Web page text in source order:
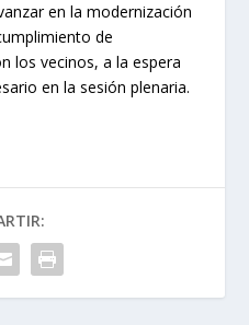
en la modernización
de
los vecinos, a la espera
en la sesión plenaria.